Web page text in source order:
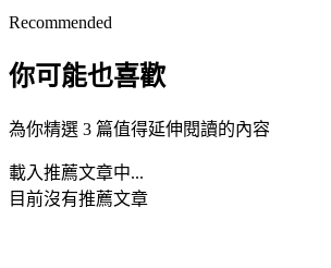
Recommended
你可能也喜歡
為你精選 3 篇值得延伸閱讀的內容
載入推薦文章中...
目前沒有推薦文章